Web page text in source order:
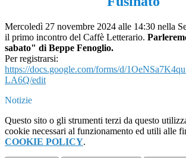
Mercoledì 27 novembre 2024 alle 14:30 nella
il primo incontro del Caffè Letterario.
sabato" di Beppe Fenoglio.
Per registrarsi:
https://docs.google.com/forms/d/
LA6Q/edit
Notizie
Questo sito o gli strumenti terzi da questo
cookie necessari al funzionamento ed utili alle
COOKIE POLICY.